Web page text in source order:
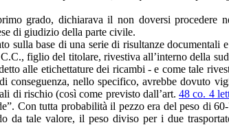
grado, dichiarava il non doversi procedere
di giudizio della parte civile.
base di una serie di risultanze
figlio del titolare, rivestiva all’interno della
alle etichettature dei ricambi - e come tale
nello specifico, avrebbe dovuto
di rischio (così come previsto dall’art. 48 co. 4
Con tutta probabilità il pezzo era del peso di
tale valore, il peso diviso per i due